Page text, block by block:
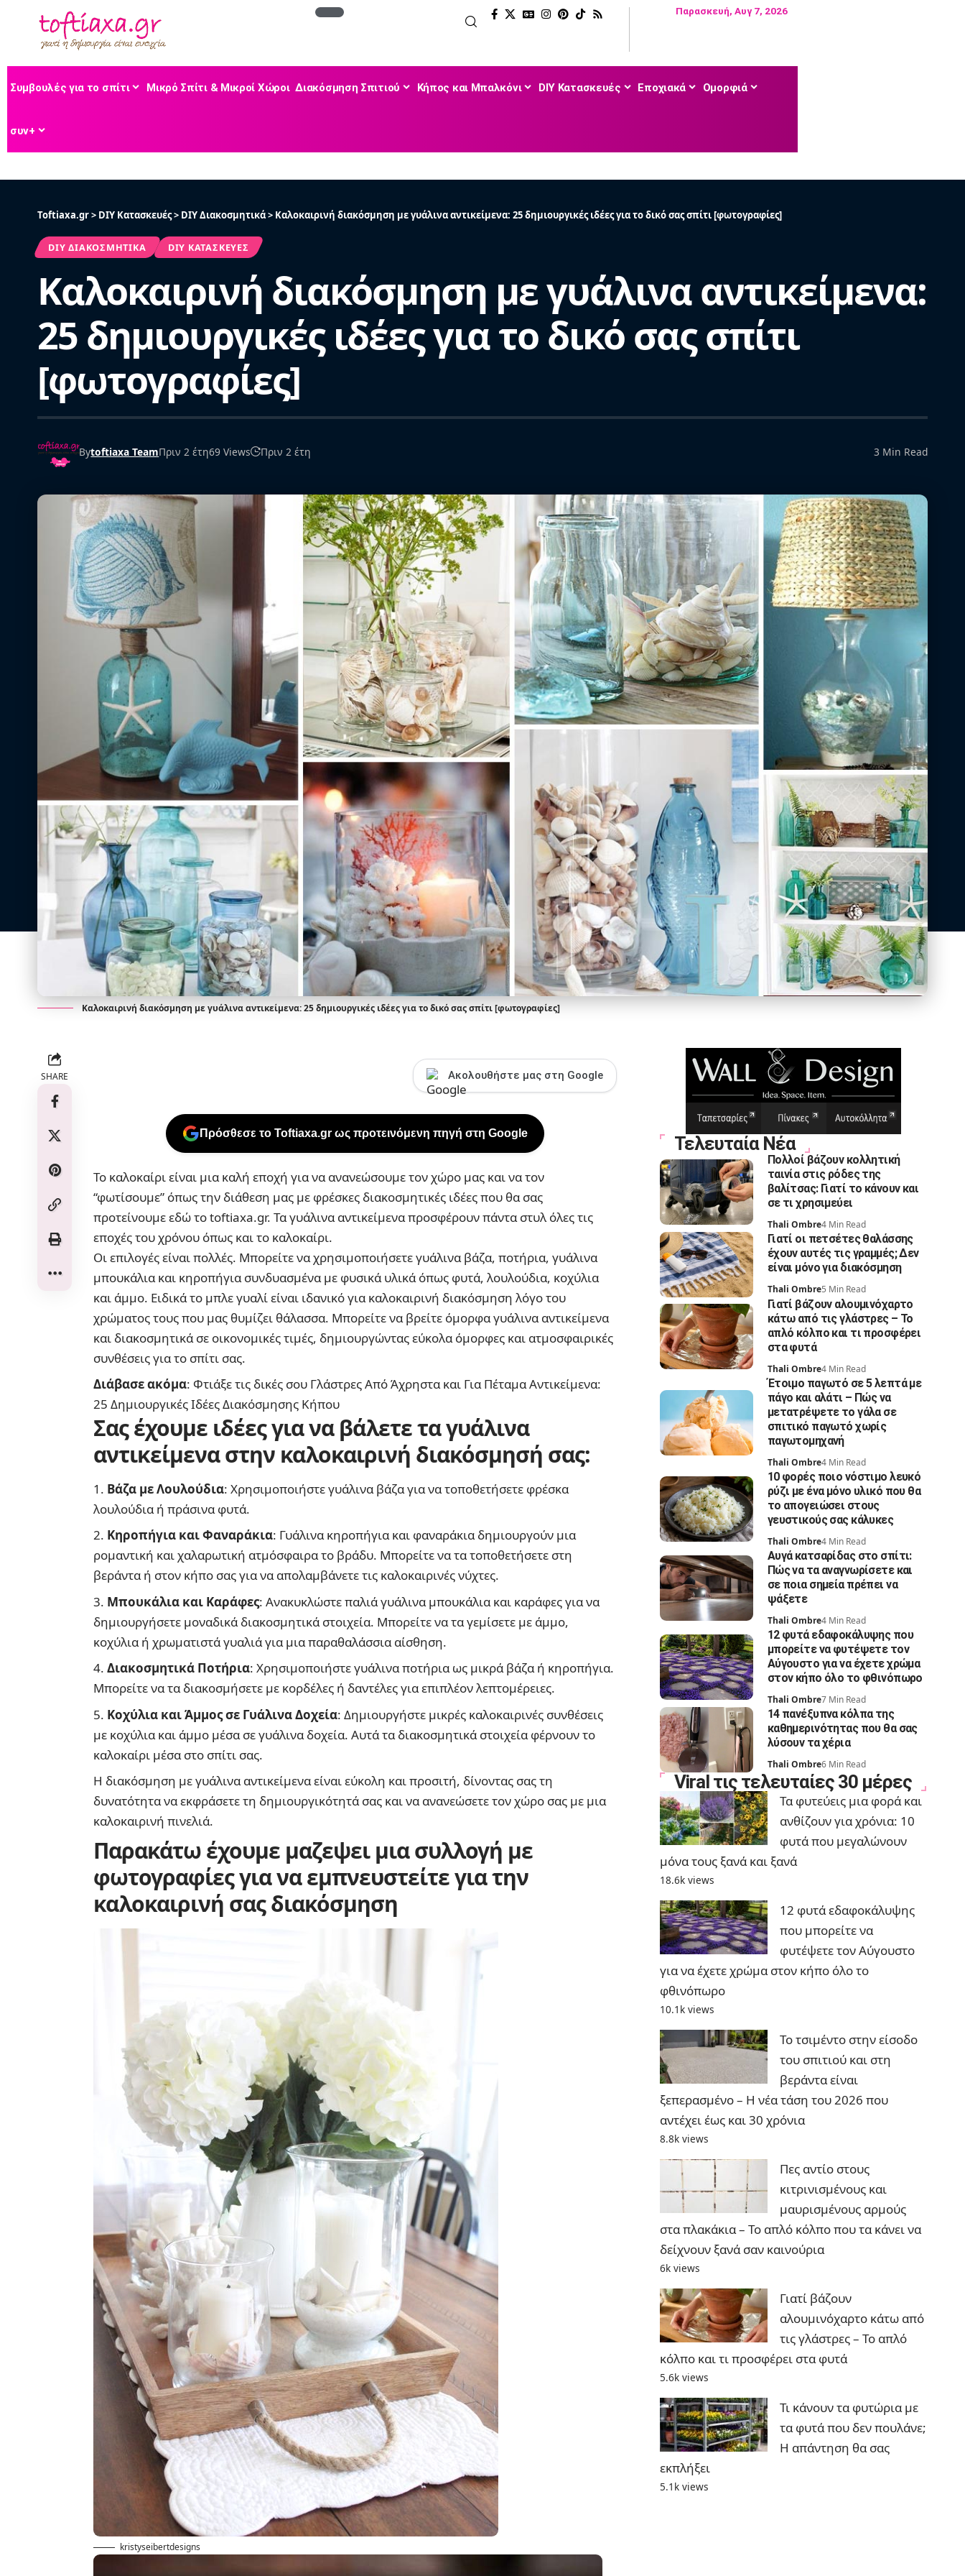
Παρασκευή, Αυγ 7, 2026
Συμβουλές για το σπίτι Μικρό Σπίτι & Μικροί Χώροι Διακόσμηση Σπιτιού Κήπος και Μπαλκόνι DIY Κατασκευές Εποχιακά Ομορφιά
συν+
Toftiaxa.gr> DIY Κατασκευές> DIY Διακοσμητικά> Καλοκαιρινή διακόσμηση με γυάλινα αντικείμενα: 25 δημιουργικές ιδέες για το δικό σας σπίτι [φωτογραφίες]
DIY ΔΙΑΚΟΣΜΗΤΙΚΆ DIY ΚΑΤΑΣΚΕΥΈΣ
Καλοκαιρινή διακόσμηση με γυάλινα αντικείμενα:
25 δημιουργικές ιδέες για το δικό σας σπίτι
[φωτογραφίες]
Bytoftiaxa TeamΠριν 2 έτη69 Views Πριν 2 έτη 3 Min Read
Καλοκαιρινή διακόσμηση με γυάλινα αντικείμενα: 25 δημιουργικές ιδέες για το δικό σας σπίτι [φωτογραφίες]
SHARE Ακολουθήστε μας στη Google
Πρόσθεσε το Toftiaxa.gr ως προτεινόμενη πηγή στη Google
Το καλοκαίρι είναι μια καλή εποχή για να ανανεώσουμε τον χώρο μας και να τον
“φωτίσουμε” όπως την διάθεση μας με φρέσκες διακοσμητικές ιδέες που θα σας
προτείνουμε εδώ τοtoftiaxa.gr. Τα γυάλινα αντικείμενα προσφέρουν πάντα στυλ όλες τις
εποχές του χρόνου όπως και το καλοκαίρι.
Οι επιλογές είναι πολλές. Μπορείτε να χρησιμοποιήσετεγυάλινα βάζα, ποτήρια, γυάλινα
μπουκάλιακαι κηροπήγια συνδυασμένα με φυσικά υλικά όπως φυτά, λουλούδια, κοχύλια
και άμμο. Ειδικά το μπλε γυαλί είναι ιδανικό για καλοκαιρινή διακόσμηση λόγο του
χρώματος τους που μας θυμίζει θάλασσα. Μπορείτε να βρείτε όμορφα γυάλινα αντικείμενα
και διακοσμητικά σε οικονομικές τιμές, δημιουργώντας εύκολα όμορφες και ατμοσφαιρικές
συνθέσεις για το σπίτι σας.
Διάβασε ακόμα: Φτιάξε τις δικές σου Γλάστρες Από Άχρηστα και Για Πέταμα Αντικείμενα:
25 Δημιουργικές Ιδέες Διακόσμησης Κήπου
Σας έχουμε ιδέες για να βάλετε τα γυάλινα
αντικείμενα στην καλοκαιρινή διακόσμησή σας:
Βάζα με Λουλούδια: Χρησιμοποιήστε γυάλινα βάζα για να τοποθετήσετε φρέσκα
λουλούδια ή πράσινα φυτά.
Κηροπήγια και Φαναράκια: Γυάλινα κηροπήγια και φαναράκια δημιουργούν μια
ρομαντική και χαλαρωτική ατμόσφαιρα το βράδυ. Μπορείτε να τα τοποθετήσετε στη
βεράντα ή στον κήπο σας για να απολαμβάνετε τις καλοκαιρινές νύχτες.
Μπουκάλια και Καράφες: Ανακυκλώστε παλιά γυάλινα μπουκάλια και καράφες για να
δημιουργήσετε μοναδικά διακοσμητικά στοιχεία. Μπορείτε να τα γεμίσετε με άμμο,
κοχύλια ή χρωματιστά γυαλιά για μια παραθαλάσσια αίσθηση.
Διακοσμητικά Ποτήρια: Χρησιμοποιήστε γυάλινα ποτήρια ως μικρά βάζα ή κηροπήγια.
Μπορείτε να τα διακοσμήσετε με κορδέλες ή δαντέλες για επιπλέον λεπτομέρειες.
Κοχύλια και Άμμος σε Γυάλινα Δοχεία: Δημιουργήστε μικρές καλοκαιρινές συνθέσεις
με κοχύλια και άμμο μέσα σε γυάλινα δοχεία. Αυτά τα διακοσμητικά στοιχεία φέρνουν το
καλοκαίρι μέσα στο σπίτι σας.
Η διακόσμηση με γυάλινα αντικείμενα είναι εύκολη και προσιτή, δίνοντας σας τη
δυνατότητα να εκφράσετε τη δημιουργικότητά σας και να ανανεώσετε τον χώρο σας με μια
καλοκαιρινή πινελιά.
Παρακάτω έχουμε μαζεψει μια συλλογή με
φωτογραφίες για να εμπνευστείτε για την
καλοκαιρινή σας διακόσμηση
kristyseibertdesigns
Τελευταία Νέα
Πολλοί βάζουν κολλητική
ταινία στις ρόδες της
βαλίτσας: Γιατί το κάνουν και
σε τι χρησιμεύει
Thali Ombre4 Min Read
Γιατί οι πετσέτες θαλάσσης
έχουν αυτές τις γραμμές; Δεν
είναι μόνο για διακόσμηση
Thali Ombre5 Min Read
Γιατί βάζουν αλουμινόχαρτο
κάτω από τις γλάστρες – Το
απλό κόλπο και τι προσφέρει
στα φυτά
Thali Ombre4 Min Read
Έτοιμο παγωτό σε 5 λεπτά με
πάγο και αλάτι – Πώς να
μετατρέψετε το γάλα σε
σπιτικό παγωτό χωρίς
παγωτομηχανή
Thali Ombre4 Min Read
10 φορές ποιο νόστιμο λευκό
ρύζι με ένα μόνο υλικό που θα
το απογειώσει στους
γευστικούς σας κάλυκες
Thali Ombre4 Min Read
Αυγά κατσαρίδας στο σπίτι:
Πώς να τα αναγνωρίσετε και
σε ποια σημεία πρέπει να
ψάξετε
Thali Ombre4 Min Read
12 φυτά εδαφοκάλυψης που
μπορείτε να φυτέψετε τον
Αύγουστο για να έχετε χρώμα
στον κήπο όλο το φθινόπωρο
Thali Ombre7 Min Read
14 πανέξυπνα κόλπα της
καθημερινότητας που θα σας
λύσουν τα χέρια
Thali Ombre6 Min Read
Viral τις τελευταίες 30 μέρες
Τα φυτεύεις μια φορά και
ανθίζουν για χρόνια: 10
φυτά που μεγαλώνουν
μόνα τους ξανά και ξανά
18.6k views
12 φυτά εδαφοκάλυψης
που μπορείτε να
φυτέψετε τον Αύγουστο
για να έχετε χρώμα στον κήπο όλο το
φθινόπωρο
10.1k views
Το τσιμέντο στην είσοδο
του σπιτιού και στη
βεράντα είναι
ξεπερασμένο – Η νέα τάση του 2026 που
αντέχει έως και 30 χρόνια
8.8k views
Πες αντίο στους
κιτρινισμένους και
μαυρισμένους αρμούς
στα πλακάκια – Το απλό κόλπο που τα κάνει να
δείχνουν ξανά σαν καινούρια
6k views
Γιατί βάζουν
αλουμινόχαρτο κάτω από
τις γλάστρες – Το απλό
κόλπο και τι προσφέρει στα φυτά
5.6k views
Τι κάνουν τα φυτώρια με
τα φυτά που δεν πουλάνε;
Η απάντηση θα σας
εκπλήξει
5.1k views